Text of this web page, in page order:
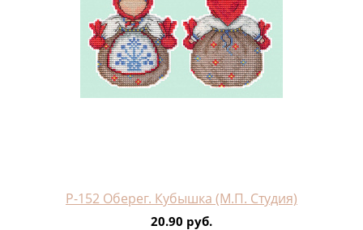
Р-152 Оберег. Кубышка (М.П. Студия)
20.90 руб.